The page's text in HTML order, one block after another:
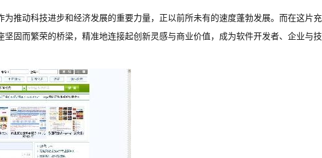
推动科技进步和经济发展的重要力量，正以前所未有的速度蓬勃发展。而在这片
固而繁荣的桥梁，精准地连接起创新灵感与商业价值，成为软件开发者、企业与